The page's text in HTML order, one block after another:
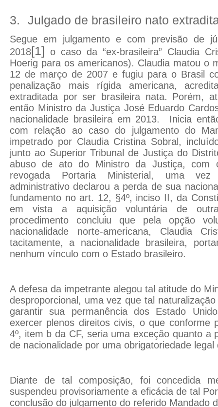
3. Julgado de brasileiro nato
Segue em julgamento e com previsão de
2018[1] o caso da “ex-brasileira” Claudia
Hoerig para os americanos). Claudia matou o
12 de março de 2007 e fugiu para o Brasil
penalização mais rígida americana,
extraditada por ser brasileira nata. Porém,
então Ministro da Justiça José Eduardo
nacionalidade brasileira em 2013.
Inicia
com relação ao caso do julgamento do
impetrado por Claudia Cristina Sobral,
junto ao Superior Tribunal de Justiça do
abuso de ato do Ministro da Justiça, com
revogada Portaria Ministerial, uma
administrativo declarou a perda de sua
fundamento no art. 12, §4º, inciso II, da
em vista a aquisição voluntária de
procedimento concluiu que pela opção
nacionalidade norte-americana, Claudia
tacitamente, a nacionalidade brasileira,
nenhum vínculo com o Estado brasileiro.
A defesa da impetrante alegou tal atitude do
desproporcional, uma vez que tal
garantir sua permanência dos Estado
exercer plenos direitos civis, o que conforme
4º, item b da CF, seria uma exceção quanto a
de nacionalidade por uma obrigatoriedade
Diante de tal composição, foi concedida
suspendeu provisoriamente a eficácia de tal
conclusão do julgamento do referido Mandado